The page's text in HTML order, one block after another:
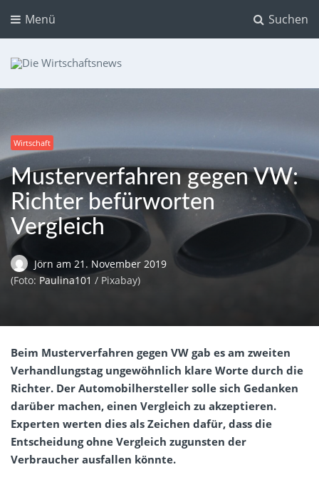
Suchen
Menü
Wirtschaft
Musterverfahren gegen VW:
Richter befürworten
Vergleich
Jörn am 21. November 2019
(Foto: Paulina101 / Pixabay)
Beim Musterverfahren gegen VW gab es am zweiten
Verhandlungstag ungewöhnlich klare Worte durch die
Richter. Der Automobilhersteller solle sich Gedanken
darüber machen, einen Vergleich zu akzeptieren.
Experten werten dies als Zeichen dafür, dass die
Entscheidung ohne Vergleich zugunsten der
Verbraucher ausfallen könnte.